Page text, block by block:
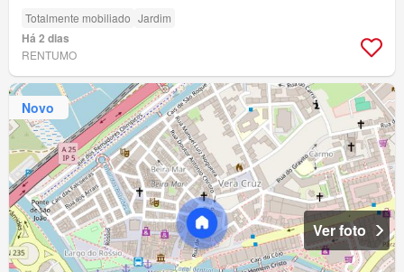
Totalmente mobiliado Jardim
Há 2 dias
RENTUMO
Novo
Ver foto